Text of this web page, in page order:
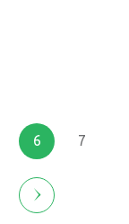
6 7